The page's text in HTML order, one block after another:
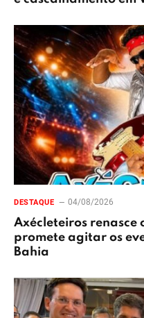
DESTAQUE 04/08/2026
Axécleteiros renasce
promete agitar os
Bahia